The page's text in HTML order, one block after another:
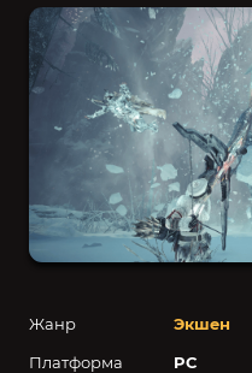
Жанр
Экшен
Платформа
PC